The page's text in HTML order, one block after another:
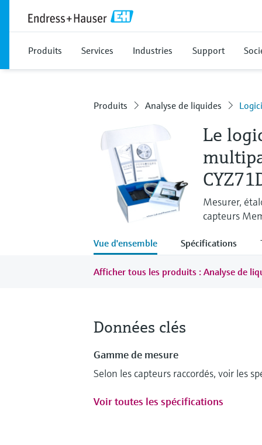
Produits Services Industries Support
Produits Analyse de liquides
Le
Mesurer,
capteurs
Vue d'ensemble Spécifications
Afficher tous les produits : Analyse de
Données clés
Gamme de mesure
Selon les capteurs raccordés, voir les
Voir toutes les spécifications